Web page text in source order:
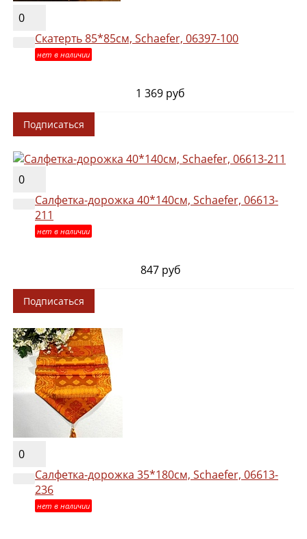
0
Скатерть 85*85см, Schaefer, 06397-100
нет в наличии
1 369 руб
Подписаться
0
Салфетка-дорожка 40*140см, Schaefer, 06613-
211
нет в наличии
847 руб
Подписаться
0
Салфетка-дорожка 35*180см, Schaefer, 06613-
236
нет в наличии